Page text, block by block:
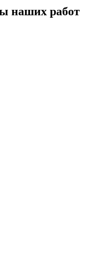
наших работ